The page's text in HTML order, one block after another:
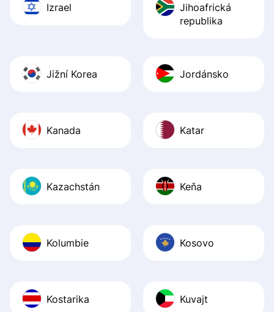
Izrael
Jihoafrická
republika
Jižní Korea Jordánsko
Kanada Katar
Kazachstán Keňa
Kolumbie Kosovo
Kostarika Kuvajt